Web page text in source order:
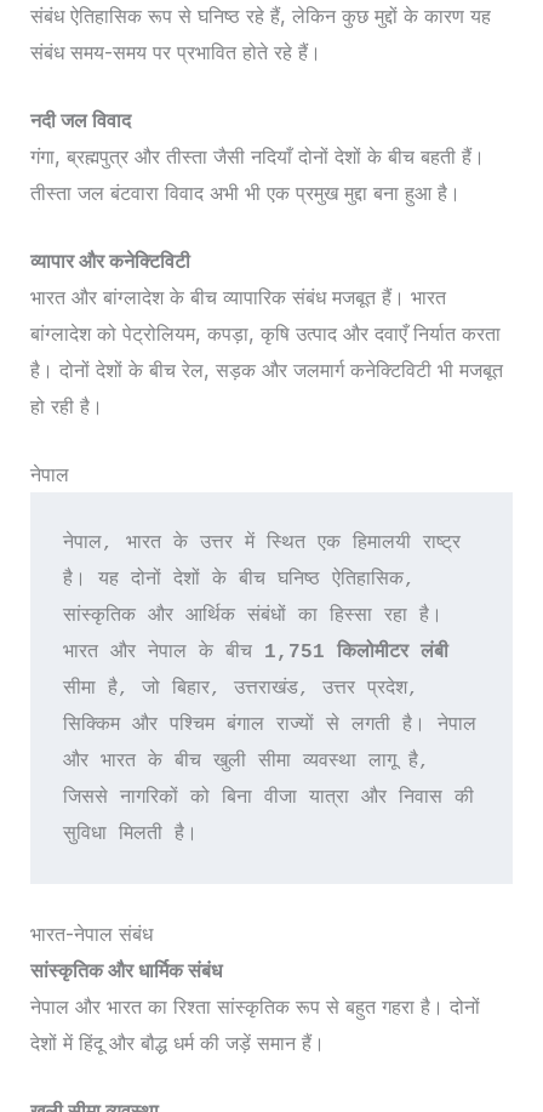
संबंध ऐतिहासिक रूप से घनिष्ठ रहे हैं, लेकिन कुछ मुद्दों के कारण यह
संबंध समय-समय पर प्रभावित होते रहे हैं।
नदी जल विवाद
गंगा, ब्रह्मपुत्र और तीस्ता जैसी नदियाँ दोनों देशों के बीच बहती हैं।
तीस्ता जल बंटवारा विवाद अभी भी एक प्रमुख मुद्दा बना हुआ है।
व्यापार और कनेक्टिविटी
भारत और बांग्लादेश के बीच व्यापारिक संबंध मजबूत हैं। भारत
बांग्लादेश को पेट्रोलियम, कपड़ा, कृषि उत्पाद और दवाएँ निर्यात करता
है। दोनों देशों के बीच रेल, सड़क और जलमार्ग कनेक्टिविटी भी मजबूत
हो रही है।
नेपाल
नेपाल, भारत के उत्तर में स्थित एक हिमालयी राष्ट्र
है। यह दोनों देशों के बीच घनिष्ठ ऐतिहासिक,
सांस्कृतिक और आर्थिक संबंधों का हिस्सा रहा है।
भारत और नेपाल के बीच 1,751 किलोमीटर लंबी
सीमा है, जो बिहार, उत्तराखंड, उत्तर प्रदेश,
सिक्किम और पश्चिम बंगाल राज्यों से लगती है। नेपाल
और भारत के बीच खुली सीमा व्यवस्था लागू है,
जिससे नागरिकों को बिना वीजा यात्रा और निवास की
सुविधा मिलती है।
भारत-नेपाल संबंध
सांस्कृतिक और धार्मिक संबंध
नेपाल और भारत का रिश्ता सांस्कृतिक रूप से बहुत गहरा है। दोनों
देशों में हिंदू और बौद्ध धर्म की जड़ें समान हैं।